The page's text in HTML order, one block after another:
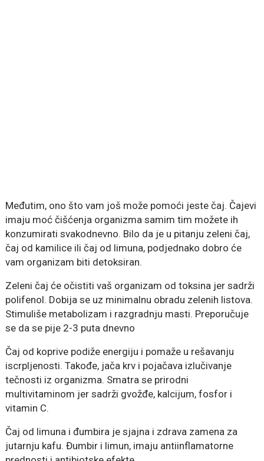
Međutim, ono što vam još može pomoći jeste čaj. Čajevi
imaju moć čišćenja organizma samim tim možete ih
konzumirati svakodnevno. Bilo da je u pitanju zeleni čaj,
čaj od kamilice ili čaj od limuna, podjednako dobro će
vam organizam biti detoksiran.
Zeleni čaj će očistiti vaš organizam od toksina jer sadrži
polifenol. Dobija se uz minimalnu obradu zelenih listova.
Stimuliše metabolizam i razgradnju masti. Preporučuje
se da se pije 2-3 puta dnevno
Čaj od koprive podiže energiju i pomaže u rešavanju
iscrpljenosti. Takođe, jača krv i pojačava izlučivanje
tečnosti iz organizma. Smatra se prirodni
multivitaminom jer sadrži gvožđe, kalcijum, fosfor i
vitamin C.
Čaj od limuna i đumbira je sjajna i zdrava zamena za
jutarnju kafu. Đumbir i limun, imaju antiinflamatorne